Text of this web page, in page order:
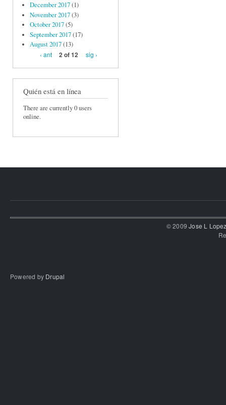
December 2017(1)
November 2017(3)
October 2017(5)
September 2017(17)
August 2017(13)
‹ ant
2 of 12 sig ›
Quién está en línea
There are currently 0 users
online.
© 2009Jose L
Powered by Drupal